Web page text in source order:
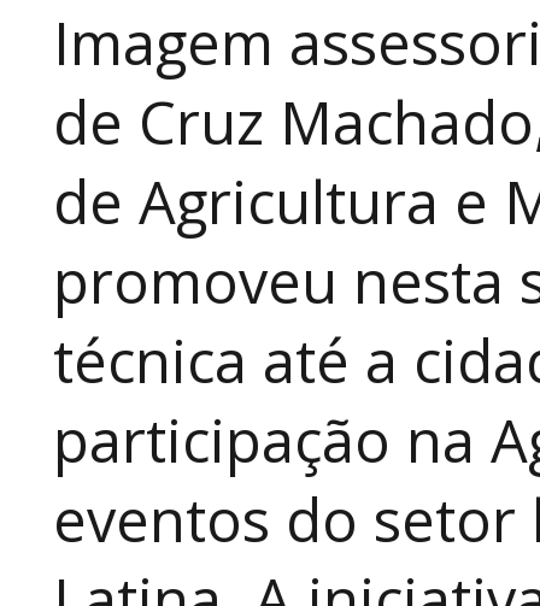
Imagem
de Cruz
de Agricultura e
promoveu nesta
técnica até a
participação na
eventos do